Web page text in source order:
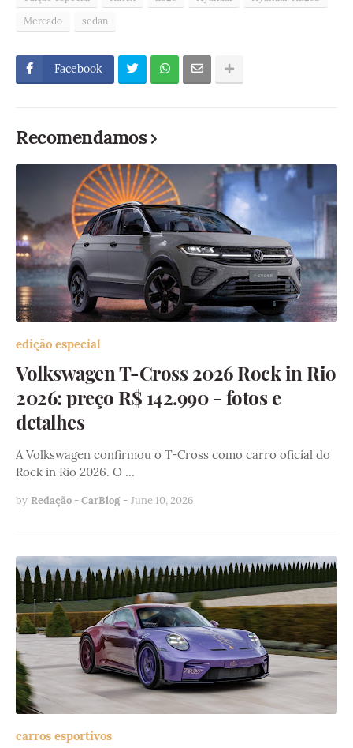
Mercado
sedan
Facebook
Recomendamos
edição especial
Volkswagen T-Cross 2026 Rock in Rio
2026: preço R$ 142.990 - fotos e
detalhes
A Volkswagen confirmou o T-Cross como carro oficial do
Rock in Rio 2026. O …
by Redação - CarBlog - June 10, 2026
carros esportivos